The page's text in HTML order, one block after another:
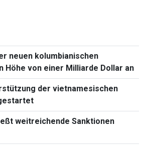
neuen kolumbianischen
Höhe von einer Milliarde Dollar an
der vietnamesischen
weitreichende Sanktionen